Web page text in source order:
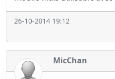
26-10-2014 19:12
MicChan